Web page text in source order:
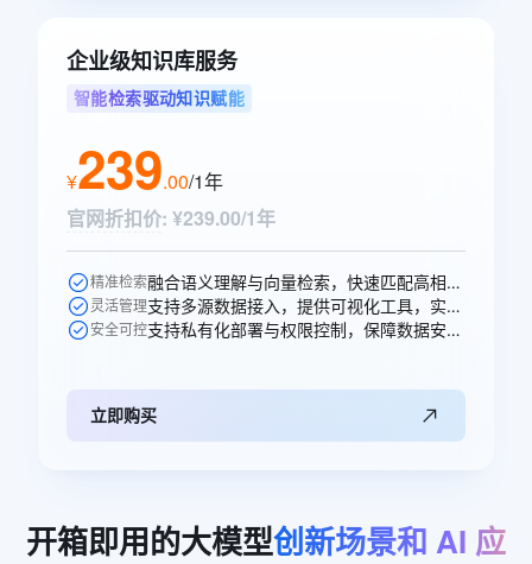
企业级知识库服务
智能检索驱动知识赋能
¥239.00/1年
官网折扣价: ¥239.00/1年
精准检索 融合语义理解与向量检索，快速匹配高相关性知识，提升问答准确率。
灵活管理 支持多源数据接入，提供可视化工具，实现知识高效构建与更新。
安全可控 支持私有化部署与权限控制，保障数据安全，适配多元业务场景。
立即购买
开箱即用的大模型创新场景和 AI 应